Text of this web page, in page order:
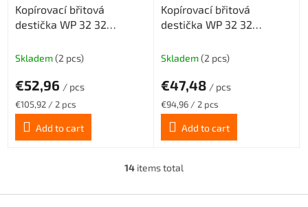
Kopírovací břitová
destička WP 32 32
geometrie MM, povlak
Skladem(2 pcs)
€52,96 / pcs
Measure
price:
€105,92 / 2 pcs
Add to cart
Kopírovací břitová
destička WP 32 32
povlak CX22HS
Skladem(2 pcs)
€47,48 / pcs
Measure
price:
€94,96 / 2 pcs
Add to cart
L
s
14 items total